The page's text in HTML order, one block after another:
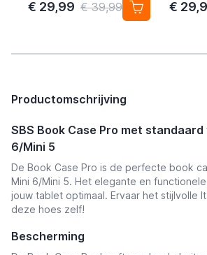
Device – 4-pack
€ 29,99 € 39,99 €
Productomschrijving
SBS Book Case Pro met standaard
6/Mini 5
De Book Case Pro is de perfecte book
Mini 6/Mini 5. Het elegante en
jouw tablet optimaal. Ervaar het stijlvolle
deze hoes zelf!
Bescherming